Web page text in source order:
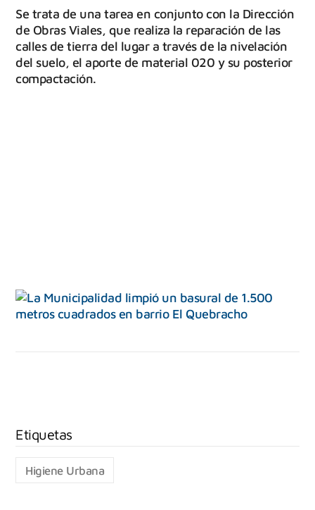
Se trata de una tarea en conjunto con la Dirección
de Obras Viales, que realiza la reparación de las
calles de tierra del lugar a través de la nivelación
del suelo, el aporte de material 020 y su posterior
compactación.
Higiene Urbana